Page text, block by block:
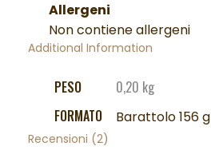
Allergeni
Non contiene allergeni
Additional Information
PESO
0,20 kg
FORMATO
Barattolo 156 g
Recensioni (2)